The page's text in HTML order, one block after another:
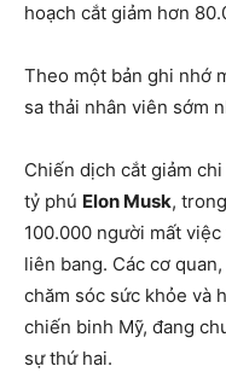
hoạch cắt giảm hơn
Theo một bản ghi nhớ
sa thải nhân viên sớm
Chiến dịch cắt giảm
tỷ phú Elon Musk,
100.000 người mất
liên bang. Các cơ
chăm sóc sức khỏe và
chiến binh Mỹ, đang
sự thứ hai.